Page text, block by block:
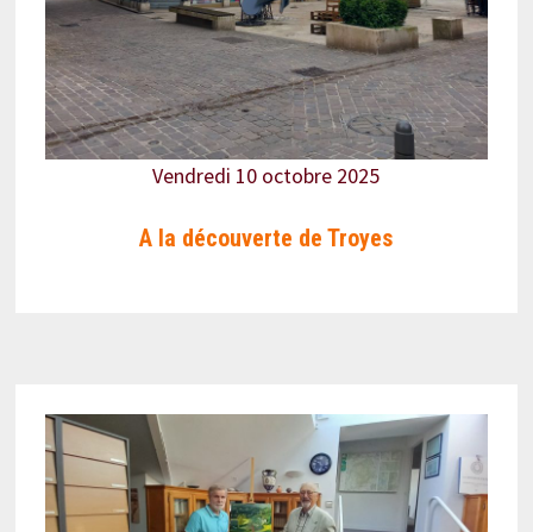
Vendredi 10 octobre 2025
A la découverte de Troyes